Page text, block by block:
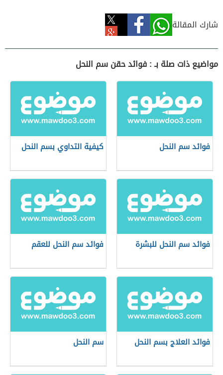
شارك المقالة
مواضيع ذات صلة بـ : فوائد حقن سم النحل
فوائد سم النحل كيفية التداوي بسم النحل
فوائد سم النحل للبشرة فوائد سم النحل للعقم
فوائد العلاج بسم النحل سم النحل